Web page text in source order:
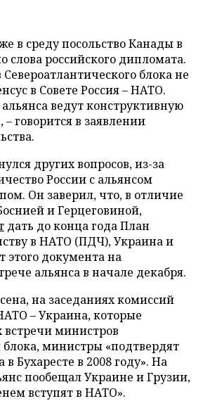
в среду посольство Канады в
слова российского дипломата.
блока не
в Совете Россия – НАТО.
ведут конструктивную
– говорится в заявлении
других вопросов, из-за
России с альянсом
Он заверил, что, в отличие
и Герцеговиной,
дать до конца года План
в НАТО (ПДЧ), Украина и
этого документа на
альянса в начале декабря.
на заседаниях комиссий
– Украина, которые
министров
министры «подтвердят
Бухаресте в 2008 году». На
пообещал Украине и Грузии,
вступят в НАТО».